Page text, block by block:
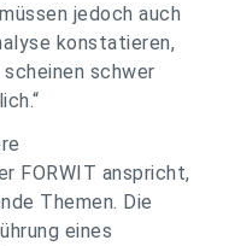
jedoch auch
konstatieren,
schwer
FORWIT anspricht,
Themen. Die
eines